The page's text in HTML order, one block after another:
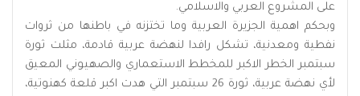
على المشروع العربي والاسلامي.
وبحكم اهمية الجزيرة العربية وما تختزنه في باطنها من ثروات
نفطية ومعدنية، تشكل رافدا لنهضة عربية قادمة، مثلت ثورة
سبتمبر الخطر الاكبر للمخطط الاستعماري والصهيوني المعيق
لأي نهضة عربية، ثورة 26 سبتمبر التي هدت اكبر قلعة كهنوتية،